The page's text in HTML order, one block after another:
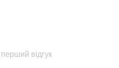
відгук